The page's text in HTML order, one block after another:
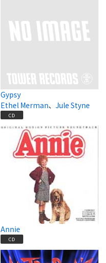
Gypsy
Ethel Merman、 Jule Styne
CD
Annie
CD